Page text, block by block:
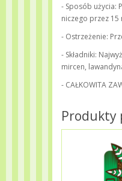
- Sposób użycia:
niczego przez 15
- Ostrzeżenie:
- Składniki:
mircen,
- CAŁKOWITA
Produkty